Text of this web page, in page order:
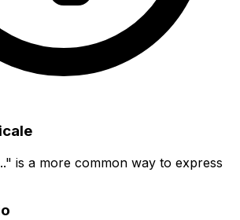
is a more common way to express